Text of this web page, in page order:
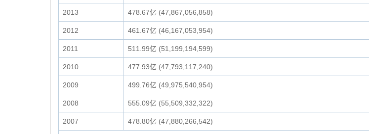
2013 478.67亿 (47,867,056,858)
2012 461.67亿 (46,167,053,954)
2011 511.99亿 (51,199,194,599)
2010 477.93亿 (47,793,117,240)
2009 499.76亿 (49,975,540,954)
2008 555.09亿 (55,509,332,322)
2007 478.80亿 (47,880,266,542)